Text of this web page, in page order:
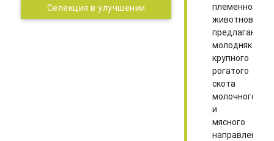
Селекция в улучшении
племенному
предлагают
молодняк
крупного
рогатого
скота
молочного
и
мясного
направлений